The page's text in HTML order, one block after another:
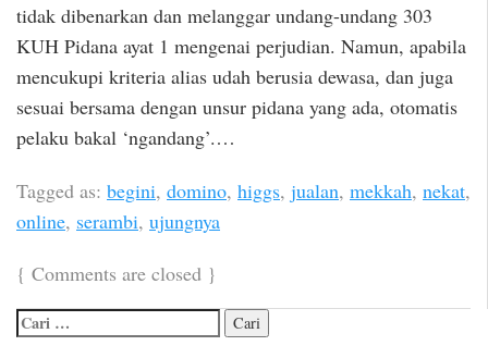
tidak dibenarkan dan melanggar undang-undang 303
KUH Pidana ayat 1 mengenai perjudian. Namun, apabila
mencukupi kriteria alias udah berusia dewasa, dan juga
sesuai bersama dengan unsur pidana yang ada, otomatis
pelaku bakal ‘ngandang’.…
Tagged as: begini, domino, higgs, jualan, mekkah, nekat,
online, serambi, ujungnya
{ Comments are closed }